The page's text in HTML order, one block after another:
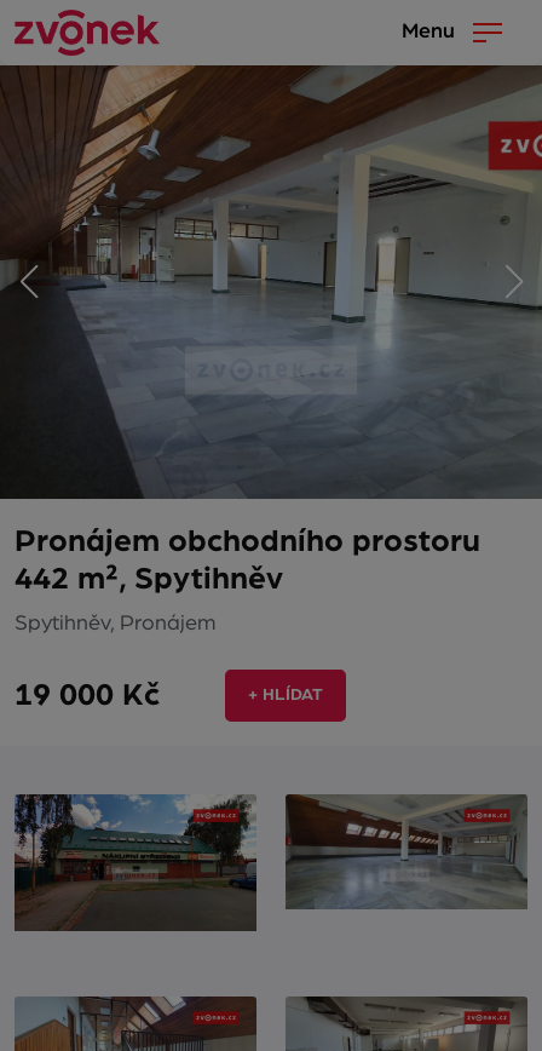
Menu
Pronájem obchodního prostoru
442 m², Spytihněv
Spytihněv, Pronájem
19 000 Kč + HLÍDAT